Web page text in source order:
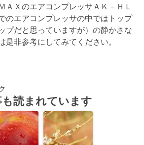
ＡＸのエアコンプレッサＡＫ－ＨＬ
のエアコンプレッサの中ではトップ
プだと思っていますが）の静かさな
是非参考にしてみてください。
読まれています